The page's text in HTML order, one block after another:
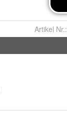
Artikel Nr.: